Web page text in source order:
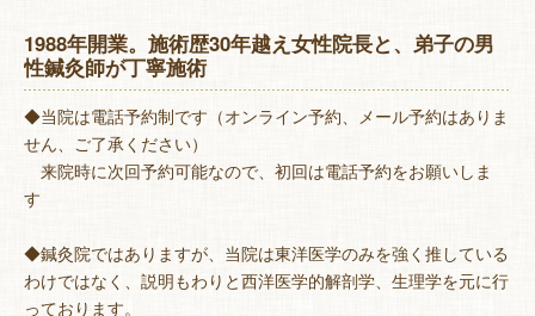
1988年開業。施術歴30年越え女性院長と、弟子の男
性鍼灸師が丁寧施術
◆当院は電話予約制です（オンライン予約、メール予約はありま
せん、ご了承ください）
来院時に次回予約可能なので、初回は電話予約をお願いしま
す
◆鍼灸院ではありますが、当院は東洋医学のみを強く推している
わけではなく、説明もわりと西洋医学的解剖学、生理学を元に行
っております。